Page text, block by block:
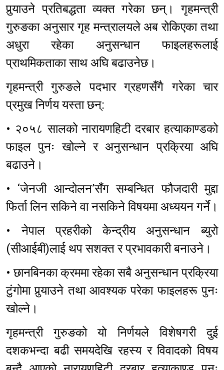
पुर्‍याउने प्रतिबद्धता व्यक्त गरेका छन्। गृहमन्त्री
गुरुङका अनुसार गृह मन्त्रालयले अब रोकिएका तथा
अधुरा रहेका अनुसन्धान फाइलहरूलाई
प्राथमिकताका साथ अघि बढाउनेछ।
गृहमन्त्री गुरुङले पदभार ग्रहणसँगै गरेका चार
प्रमुख निर्णय यस्ता छन्:
• २०५८ सालको नारायणहिटी दरबार हत्याकाण्डको
फाइल पुनः खोल्ने र अनुसन्धान प्रक्रिया अघि
बढाउने।
• ‘जेनजी आन्दोलन’सँग सम्बन्धित फौजदारी मुद्दा
फिर्ता लिन सकिने वा नसकिने विषयमा अध्ययन गर्ने।
• नेपाल प्रहरीको केन्द्रीय अनुसन्धान ब्युरो
(सीआईबी)लाई थप सशक्त र प्रभावकारी बनाउने।
• छानबिनका क्रममा रहेका सबै अनुसन्धान प्रक्रिया
टुंगोमा पुर्‍याउने तथा आवश्यक परेका फाइलहरू पुनः
खोल्ने।
गृहमन्त्री गुरुङको यो निर्णयले विशेषगरी दुई
दशकभन्दा बढी समयदेखि रहस्य र विवादको विषय